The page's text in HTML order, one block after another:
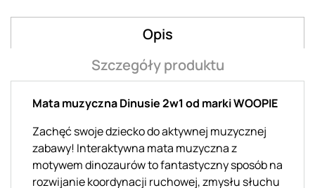
Opis
Szczegóły produktu
Mata muzyczna Dinusie 2w1 od marki WOOPIE
Zachęć swoje dziecko do aktywnej muzycznej
zabawy! Interaktywna mata muzyczna z
motywem dinozaurów to fantastyczny sposób na
rozwijanie koordynacji ruchowej, zmysłu słuchu